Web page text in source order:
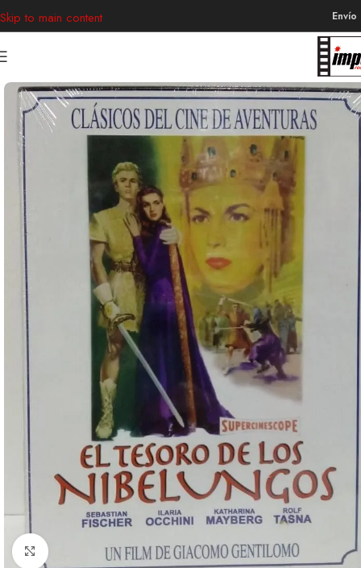
Skip to main content
Clic para ampliar